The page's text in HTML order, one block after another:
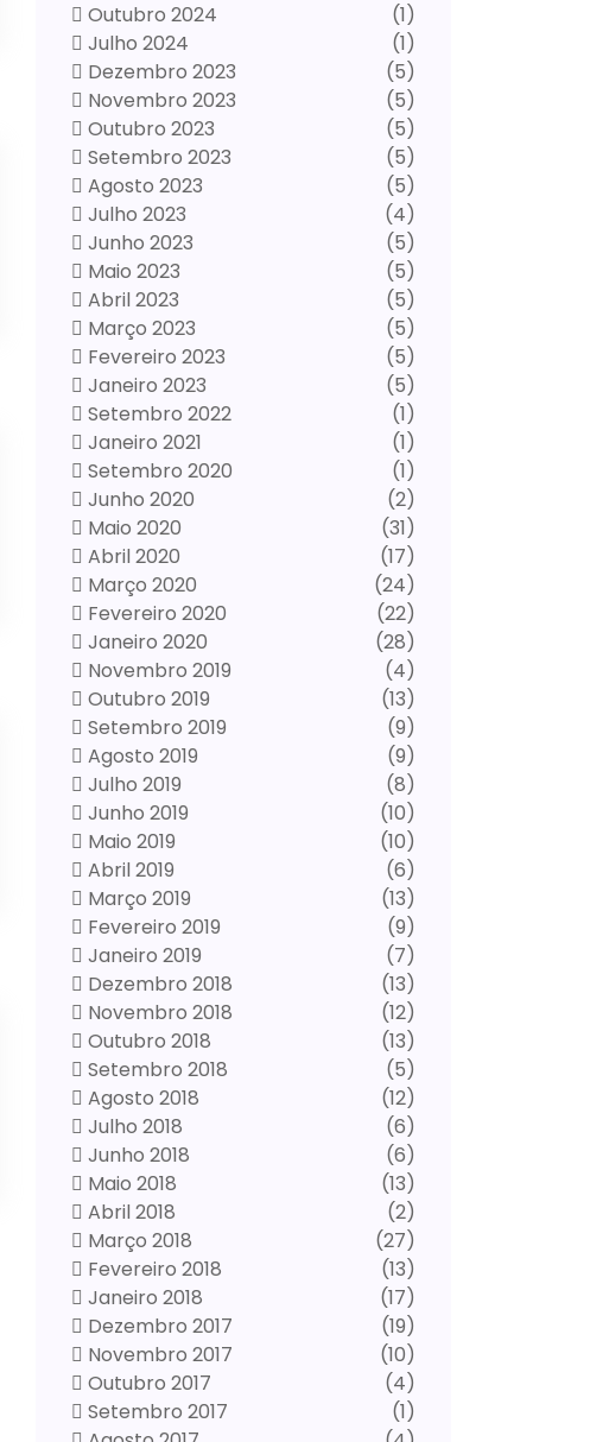
Outubro 2024
(1)
Julho 2024
(1)
Dezembro 2023
(5)
Novembro 2023
(5)
Outubro 2023
(5)
Setembro 2023
(5)
Agosto 2023
(5)
Julho 2023
(4)
Junho 2023
(5)
Maio 2023
(5)
Abril 2023
(5)
Março 2023
(5)
Fevereiro 2023
(5)
Janeiro 2023
(5)
Setembro 2022
(1)
Janeiro 2021
(1)
Setembro 2020
(1)
Junho 2020
(2)
Maio 2020
(31)
Abril 2020
(17)
Março 2020
(24)
Fevereiro 2020
(22)
Janeiro 2020
(28)
Novembro 2019
(4)
Outubro 2019
(13)
Setembro 2019
(9)
Agosto 2019
(9)
Julho 2019
(8)
Junho 2019
(10)
Maio 2019
(10)
Abril 2019
(6)
Março 2019
(13)
Fevereiro 2019
(9)
Janeiro 2019
(7)
Dezembro 2018
(13)
Novembro 2018
(12)
Outubro 2018
(13)
Setembro 2018
(5)
Agosto 2018
(12)
Julho 2018
(6)
Junho 2018
(6)
Maio 2018
(13)
Abril 2018
(2)
Março 2018
(27)
Fevereiro 2018
(13)
Janeiro 2018
(17)
Dezembro 2017
(19)
Novembro 2017
(10)
Outubro 2017
(4)
Setembro 2017
(1)